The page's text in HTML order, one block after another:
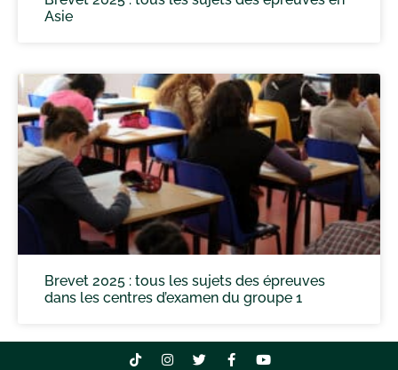
Asie
Brevet 2025 : tous les sujets des épreuves
dans les centres d’examen du groupe 1